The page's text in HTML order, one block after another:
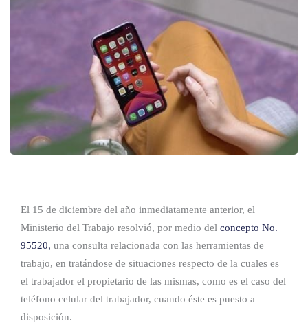
El 15 de diciembre del año inmediatamente anterior, el
Ministerio del Trabajo resolvió, por medio del concepto No.
95520, una consulta relacionada con las herramientas de
trabajo, en tratándose de situaciones respecto de la cuales es
el trabajador el propietario de las mismas, como es el caso del
teléfono celular del trabajador, cuando éste es puesto a
disposición.